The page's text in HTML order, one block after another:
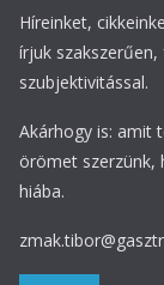
Híreinket,
írjuk
szubjektivitással.
Akárhogy is: amit
örömet szerzünk,
hiába.